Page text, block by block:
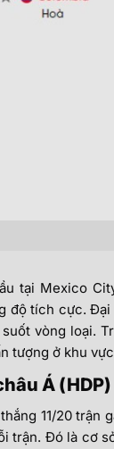
tại Mexico
độ tích cực. Đại
vòng loại.
tượng ở khu
Á
11/20 trận
trận. Đó là cơ